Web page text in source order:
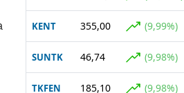
KENT 355,00 (9,99%)
SUNTK 46,74 (9,98%)
TKFEN 185,10 (9,98%)